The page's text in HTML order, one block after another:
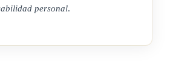
piezas documentales o
personal.